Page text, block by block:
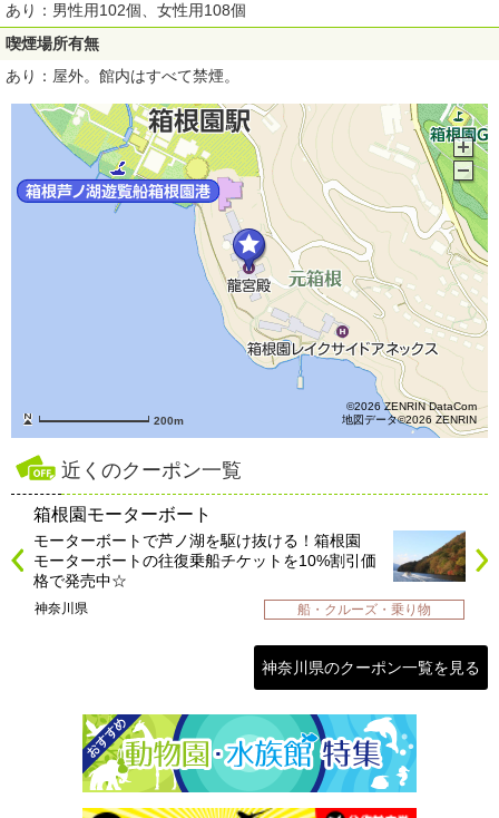
あり：男性用102個、女性用108個
喫煙場所有無
あり：屋外。館内はすべて禁煙。
200m
©2026 ZENRIN DataCom
地図データ©2026 ZENRIN
近くのクーポン一覧
箱根園モーターボート
モーターボートで芦ノ湖を駆け抜ける！箱根園
モーターボートの往復乗船チケットを10%割引価
格で発売中☆
神奈川県 船・クルーズ・乗り物
神奈川県のクーポン一覧を見る